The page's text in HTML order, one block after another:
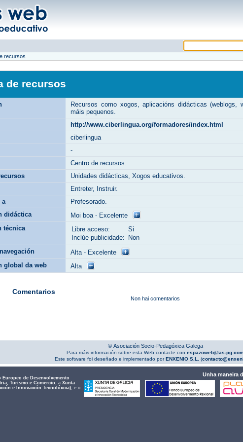
recursos
de recursos
Recursos como xogos, aplicacións didácticas
máis pequenos.
http://www.ciberlingua.org/formadores/index.html
ciberlingua
-
Centro de recursos.
Unidades didácticas, Xogos educativos.
Entreter, Instruir.
a
Profesorado.
didáctica
Moi boa - Excelente
técnica
Libre acceso:
Si
Inclúe publicidade: Non
Alta - Excelente
global da web
Alta
Comentarios
Non hai comentarios
© Asociación Socio-Pedagóxica Galega
Para máis información sobre esta Web contacte con espazoweb@as-
Este software foi deseñado e implementado porENXENIO S.L. (
Europeo de Desenvolvemento
Turismo e Comercio, a Xunta
e Innovación Tecnolóxica), e o
Unha maneira